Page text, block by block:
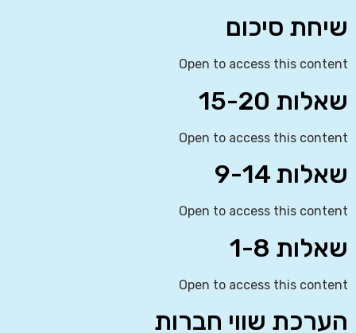
שיחת סיכום
Open to access this content
שאלות 15-20
Open to access this content
שאלות 9-14
Open to access this content
שאלות 1-8
Open to access this content
הערכת שווי חברות